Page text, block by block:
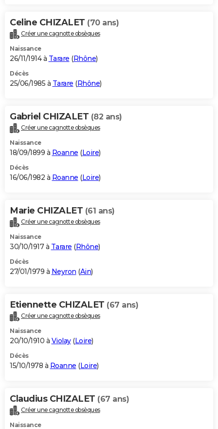
Celine CHIZALET (70 ans)
Créer une cagnotte obsèques
Naissance
26/11/1914 à Tarare (Rhône)
Décès
25/06/1985 à Tarare (Rhône)
Gabriel CHIZALET (82 ans)
Créer une cagnotte obsèques
Naissance
18/09/1899 à Roanne (Loire)
Décès
16/06/1982 à Roanne (Loire)
Marie CHIZALET (61 ans)
Créer une cagnotte obsèques
Naissance
30/10/1917 à Tarare (Rhône)
Décès
27/01/1979 à Neyron (Ain)
Etiennette CHIZALET (67 ans)
Créer une cagnotte obsèques
Naissance
20/10/1910 à Violay(Loire)
Décès
15/10/1978 à Roanne (Loire)
Claudius CHIZALET (67 ans)
Créer une cagnotte obsèques
Naissance